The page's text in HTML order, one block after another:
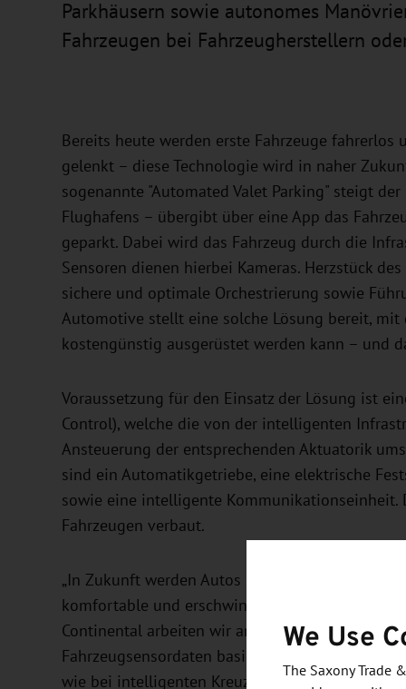
Parkhäusern sowie autonomes
Fahrzeugen bei Fahrzeugherstellern
Bereits heute werden erste Fahrzeuge
gelenkt – diese Technologie wird in naher
sogenannte "Automated Valet Parking" steigt
Flughafens – übergibt über eine App das
geparkt. Dabei wird das Fahrzeug durch die
Sensoren dienen hierbei Kameras. Herzstück
sichere und optimale Orchestrierung sowie
Automotive stellt eine solche Lösung bereit, mit
kostengünstig ausgerüstet werden kann – und
Voraussetzung für den Einsatz der Lösung ist
Control), welche die von der intelligenten
Ansteuerung der entsprechenden Aktuatorik
sind ein Automatikgetriebe, eine elektrische
sowie eine intelligente
Fahrzeugen verbaut.
„In Zukunft werden Autos in Fabriken und auch
komfortable und erschwingliche Lösung
Continental arbeiten wir an beiden Lösungen,
Fahrzeugsensordaten basiert, als auch an
wie bei intelligenten Kreuzungen. Die
We Use
The Saxony Trade